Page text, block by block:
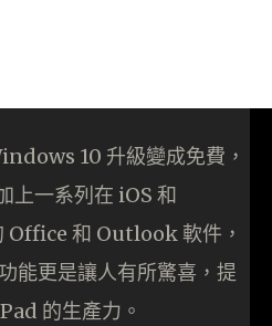
10 升級變成免費，
上一系列在 iOS 和
和 Outlook 軟件，
能更是讓人有所驚喜，提
的生產力。